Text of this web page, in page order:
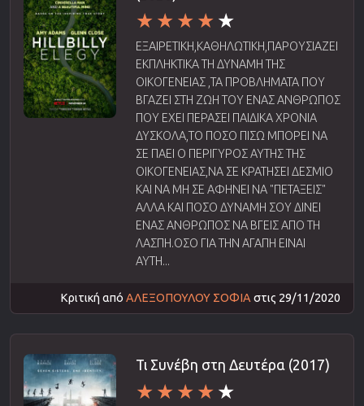
ΕΞΑΙΡΕΤΙΚΗ,ΚΑΘΗΛΩΤΙΚΗ,ΠΑΡΟΥΣΙΑΖΕΙ
ΕΚΠΛΗΚΤΙΚΑ ΤΗ ΔΥΝΑΜΗ ΤΗΣ
ΟΙΚΟΓΕΝΕΙΑΣ ,ΤΑ ΠΡΟΒΛΗΜΑΤΑ ΠΟΥ
ΒΓΑΖΕΙ ΣΤΗ ΖΩΗ ΤΟΥ ΕΝΑΣ ΑΝΘΡΩΠΟΣ
ΠΟΥ ΕΧΕΙ ΠΕΡΑΣΕΙ ΠΑΙΔΙΚΑ ΧΡΟΝΙΑ
ΔΥΣΚΟΛΑ,ΤΟ ΠΟΣΟ ΠΙΣΩ ΜΠΟΡΕΙ ΝΑ
ΣΕ ΠΑΕΙ Ο ΠΕΡΙΓΥΡΟΣ ΑΥΤΗΣ ΤΗΣ
ΟΙΚΟΓΕΝΕΙΑΣ,ΝΑ ΣΕ ΚΡΑΤΗΣΕΙ ΔΕΣΜΙΟ
ΚΑΙ ΝΑ ΜΗ ΣΕ ΑΦΗΝΕΙ ΝΑ "ΠΕΤΑΞΕΙΣ"
ΑΛΛΑ ΚΑΙ ΠΟΣΟ ΔΥΝΑΜΗ ΣΟΥ ΔΙΝΕΙ
ΕΝΑΣ ΑΝΘΡΩΠΟΣ ΝΑ ΒΓΕΙΣ ΑΠΟ ΤΗ
ΛΑΣΠΗ.ΟΣΟ ΓΙΑ ΤΗΝ ΑΓΑΠΗ ΕΙΝΑΙ
ΑΥΤΗ...
Κριτική από ΑΛΕΞΟΠΟΥΛΟΥ ΣΟΦΙΑστις 29/11/2020
Τι Συνέβη στη Δευτέρα (2017)